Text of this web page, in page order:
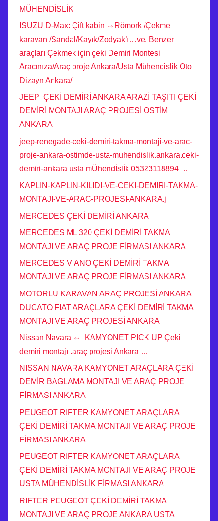
MÜHENDİSLİK
ISUZU D-Max: Çift kabin ⇔Römork /Çekme
karavan /Sandal/Kayık/Zodyak’ı…ve. Benzer
araçları Çekmek için çeki Demiri Montesi
Aracınıza/Araç proje Ankara/Usta Mühendislik Oto
Dizayn Ankara/
JEEP ÇEKİ DEMİRİ ANKARA ARAZİ TAŞITI ÇEKİ
DEMİRİ MONTAJI ARAÇ PROJESİ OSTİM
ANKARA
jeep-renegade-ceki-demiri-takma-montaji-ve-arac-
proje-ankara-ostimde-usta-muhendislik.ankara.ceki-
demiri-ankara usta mÜhendİslİk 05323118894 …
KAPLIN-KAPLIN-KILIDI-VE-CEKI-DEMIRI-TAKMA-
MONTAJI-VE-ARAC-PROJESI-ANKARA.j
MERCEDES ÇEKİ DEMİRİ ANKARA
MERCEDES ML 320 ÇEKİ DEMİRİ TAKMA
MONTAJI VE ARAÇ PROJE FİRMASI ANKARA
MERCEDES VIANO ÇEKİ DEMİRİ TAKMA
MONTAJI VE ARAÇ PROJE FİRMASI ANKARA
MOTORLU KARAVAN ARAÇ PROJESİ ANKARA
DUCATO FIAT ARAÇLARA ÇEKİ DEMİRİ TAKMA
MONTAJI VE ARAÇ PROJESİ ANKARA
Nissan Navara ⇔ KAMYONET PICK UP Çeki
demiri montajı .araç projesi Ankara …
NISSAN NAVARA KAMYONET ARAÇLARA ÇEKİ
DEMİR BAGLAMA MONTAJI VE ARAÇ PROJE
FİRMASI ANKARA
PEUGEOT RIFTER KAMYONET ARAÇLARA
ÇEKİ DEMİRİ TAKMA MONTAJI VE ARAÇ PROJE
FİRMASI ANKARA
PEUGEOT RIFTER KAMYONET ARAÇLARA
ÇEKİ DEMİRİ TAKMA MONTAJI VE ARAÇ PROJE
USTA MÜHENDİSLİK FİRMASI ANKARA
RIFTER PEUGEOT ÇEKİ DEMİRİ TAKMA
MONTAJI VE ARAÇ PROJE ANKARA USTA